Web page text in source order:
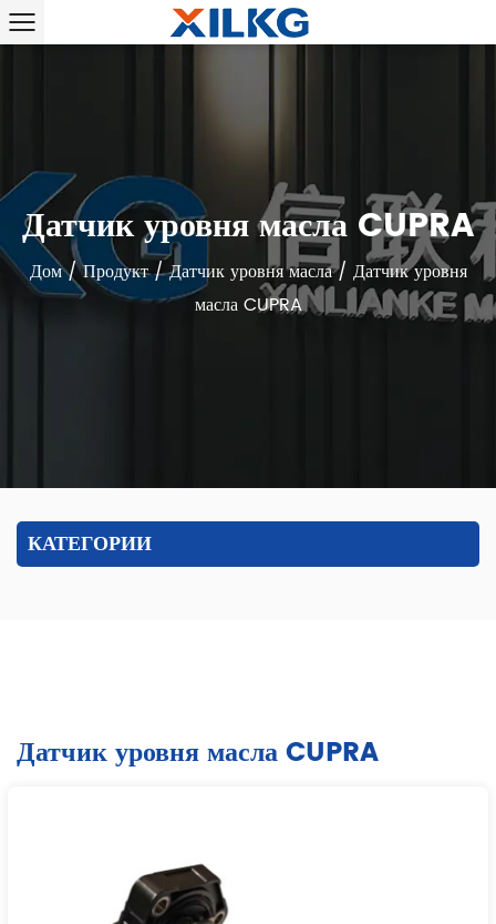
Датчик уровня масла CUPRA
Дом/Продукт/Датчик уровня масла/ Датчик уровня
масла CUPRA
КАТЕГОРИИ
Датчик уровня масла CUPRA